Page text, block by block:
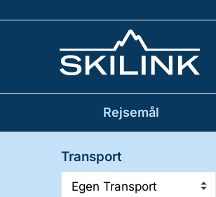
Rejsemål
Transport
Egen Transport